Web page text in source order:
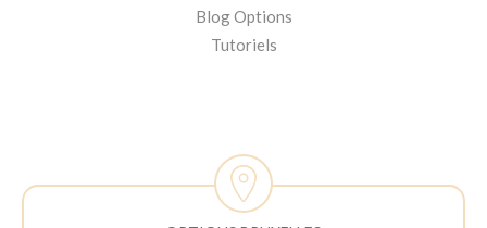
Blog Options
Tutoriels